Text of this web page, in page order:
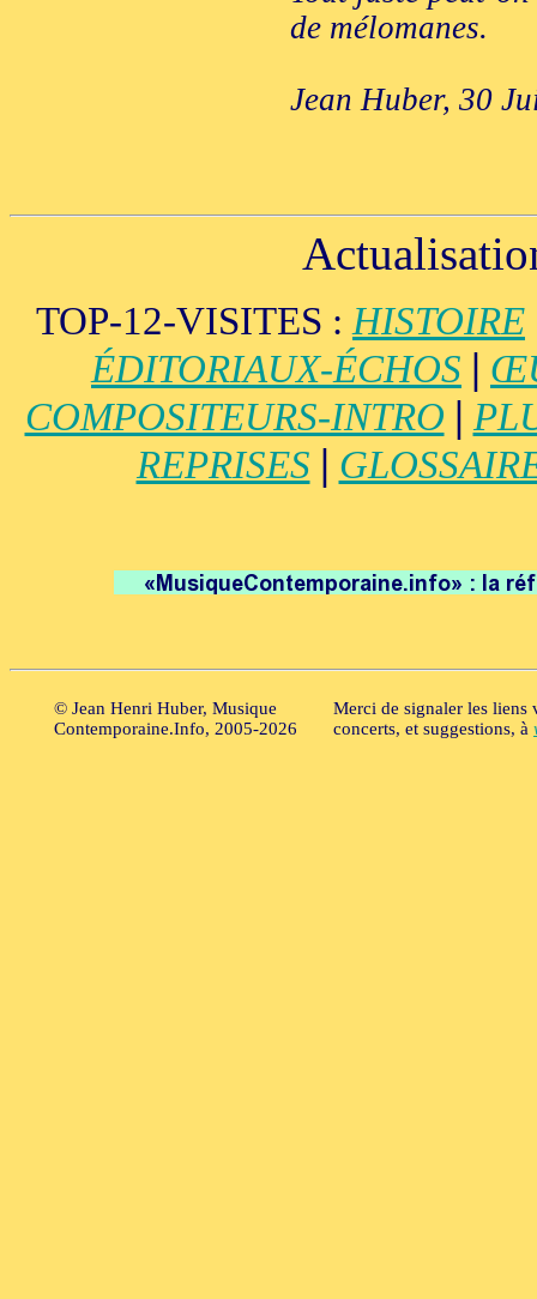
de mélomanes.
Jean Huber, 30
TOP-12-VISITES : HISTOIRE
ÉDITORIAUX-ÉCHOS |
COMPOSITEURS-INTRO |
REPRISES |
© Jean Henri Huber, Musique
Contemporaine.Info, 2005-2026
Merci de signaler les liens
concerts, et suggestions, à